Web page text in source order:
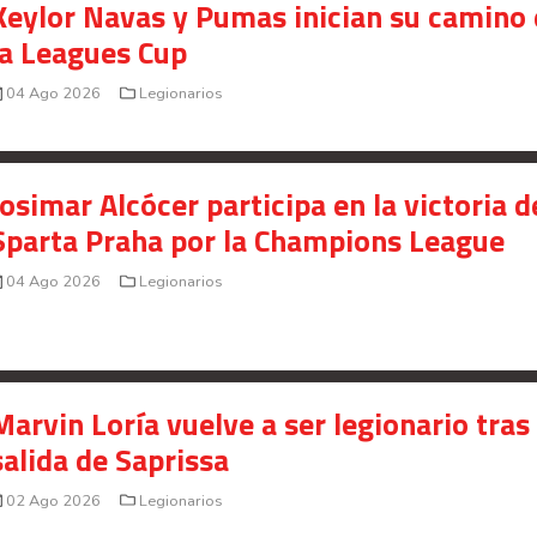
Señal en vivo:
Navas y Pumas inician su camino
Leagues Cup
04 Ago 2026 Legionarios
Alcócer participa en la victoria
Praha por la Champions League
04 Ago 2026 Legionarios
Loría vuelve a ser legionario tras
de Saprissa
02 Ago 2026 Legionarios